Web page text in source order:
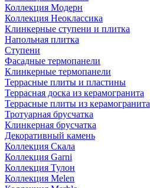
Коллекция Модерн
Коллекция Неоклассика
Клинкерные ступени и плитка
Напольная плитка
Ступени
Фасадные термопанели
Клинкерные термопанели
Террасные плиты и пластины
Террасная доска из керамогранита
Террасные плиты из керамогранита
Тротуарная брусчатка
Клинкерная брусчатка
Декоративный камень
Коллекция Скала
Коллекция Garni
Коллекция Тулон
Коллекция Melen